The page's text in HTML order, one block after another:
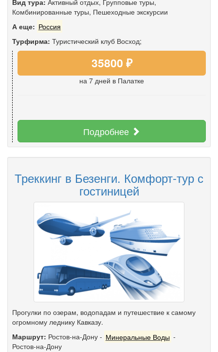
Комбинированные туры, Пешеходные экскурсии
А еще: Россия
Турфирма: Туристический клуб Восход;
35800 ₽
на 7 дней в Палатке
Подробнее
Треккинг в Безенги. Комфорт-тур с
гостиницей
Прогулки по озерам, водопадам и путешествие к самому
огромному леднику Кавказу.
Маршрут: Ростов-на-Дону - Минеральные Воды -
Ростов-на-Дону